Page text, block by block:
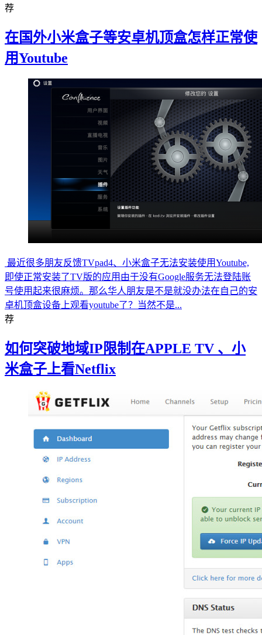
荐
在国外小米盒子等安卓机顶盒怎样正常使
用Youtube
最近很多朋友反馈TVpad4、小米盒子无法安装使用Youtube,
即使正常安装了TV版的应用由于没有Google服务无法登陆账
号使用起来很麻烦。那么华人朋友是不是就没办法在自己的安
卓机顶盒设备上观看youtube了？当然不是...
荐
如何突破地域IP限制在APPLE TV 、小
米盒子上看Netflix